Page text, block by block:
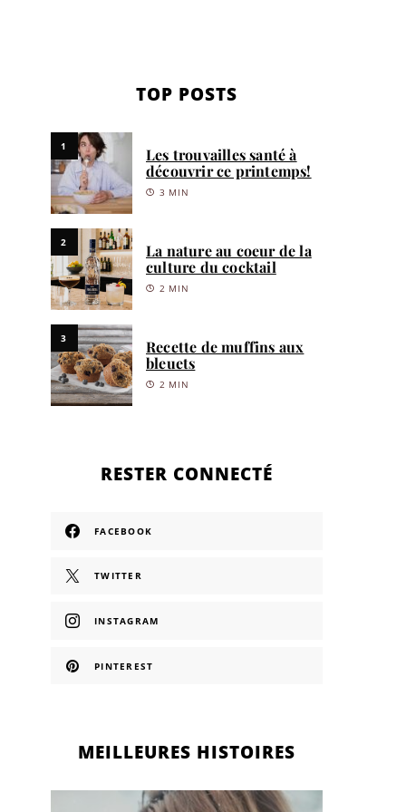
TOP POSTS
1
Les trouvailles santé à
découvrir ce printemps!
3 MIN
2
La nature au coeur de la
culture du cocktail
2 MIN
3
Recette de muffins aux
bleuets
2 MIN
RESTER CONNECTÉ
FACEBOOK
TWITTER
INSTAGRAM
PINTEREST
MEILLEURES HISTOIRES